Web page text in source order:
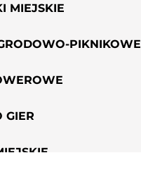
MIEJSKIE
PIKNIKOWE
GIER